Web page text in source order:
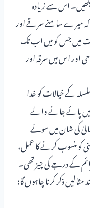
میرے سامنے سرقے اور
میں جس کو میں اب تک
اور اس میں سرقہ اور
کے خیالات کو خدا
پائے جانے والے
کی شان میں سوئے
کو منسوب کرنے کا عمل،
کے درجے کی چیز تھی۔
ذکر کرنا چاہوں گا: